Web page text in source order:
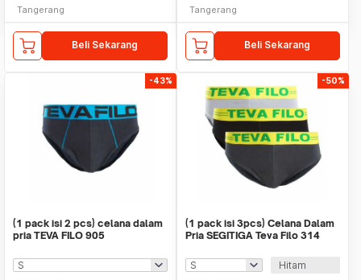
Tangerang
Beli Sekarang
Tangerang
Beli Sekarang
-43%
(1 pack isi 2 pcs) celana dalam
pria TEVA FILO 905
-50%
(1 pack isi 3pcs) Celana Dalam
Pria SEGITIGA Teva Filo 314
Hitam